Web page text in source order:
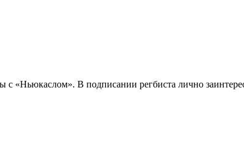
«Ньюкаслом». В подписании регбиста лично